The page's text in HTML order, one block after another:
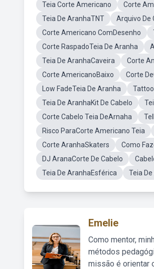
Teia Corte Americano Corte
Teia De AranhaTNT
Arquivo De
Corte Americano ComDesenho
Corte RaspadoTeia De Aranha
Teia De AranhaCaveira
Corte
Corte AmericanoBaixo
Corte
Low FadeTeia De Aranha
Teia De AranhaKit De Cabelo
Corte Cabelo Teia DeArnaha
Risco ParaCorte Americano Teia
Corte AranhaSkaters
Como
DJ AranaCorte De Cabelo
Teia De AranhaEsférica
Teia
Emelie
Como mentor,
métodos
missão é orientar